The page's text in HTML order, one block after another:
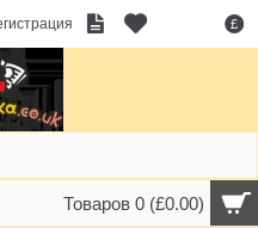
£
Товаров 0 (£0.00)